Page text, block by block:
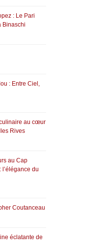
: Le Pari
Binaschi
: Entre Ciel,
culinaire au cœur
Rives
au Cap
l’élégance du
Coutanceau
éclatante de